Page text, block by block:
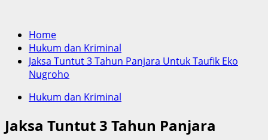
Home
Hukum dan Kriminal
Jaksa Tuntut 3 Tahun Panjara Untuk Taufik Eko
Nugroho
Hukum dan Kriminal
Jaksa Tuntut 3 Tahun Panjara